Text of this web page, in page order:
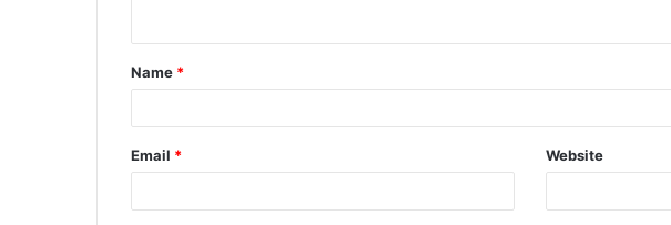
t
*
Name *
Email * Website